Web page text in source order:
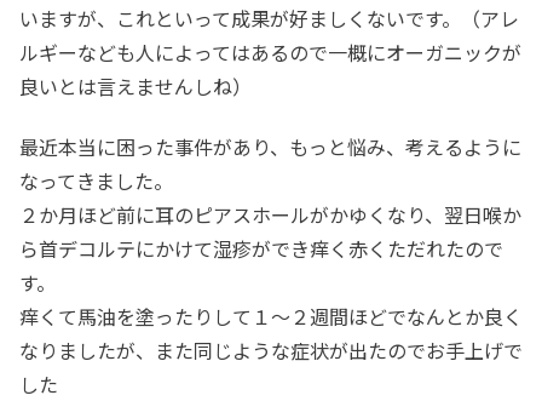
いますが、これといって成果が好ましくないです。（アレ
ルギーなども人によってはあるので一概にオーガニックが
良いとは言えませんしね）
最近本当に困った事件があり、もっと悩み、考えるように
なってきました。
２か月ほど前に耳のピアスホールがかゆくなり、翌日喉か
ら首デコルテにかけて湿疹ができ痒く赤くただれたので
す。
痒くて馬油を塗ったりして１～２週間ほどでなんとか良く
なりましたが、また同じような症状が出たのでお手上げで
した